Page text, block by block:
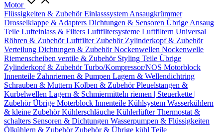
Motor
Flüssigkeiten & ZubehörEinlasssystem Ansaugkrümmer
Drosselklappe & Adapters Dichtungen & Sensoren Übrige Ansaug
Teile Lufteinlass & Filters Luftfiltersysteme Luftfiltern Universal
Röhren & ZubehörLuftfilter Zubehör Zylinderkopf & Zubehör
Verteilung Dichtungen & ZubehörNockenwellen Nockenwelle
Riemenscheiben ventile & Zubehör Styling Teile Übrige
Zylinderkopf & ZubehörTurbo/Kompressor/NOS Motorblock
Innenteile Zahnriemen & Pumpen Lagern & Wellendichtring
Schrauben & Muttern Kolben & ZubehörPleuelstangen &
Kurbelwellen Lagern & Schmiermitteln riemen | Steuerkette |
ZubehörÜbrige Moterblock Innenteile Kühlsystem Wasserkühlern
& kleine ZubehörKühlerschläuche KühlerlüfterThermostat &
schalters Sensoren & Dichtungen Wasserpumpen & Flüssigkeiten
Ölkühlern & Zubehör Zubehör & Übrige kühl Teile